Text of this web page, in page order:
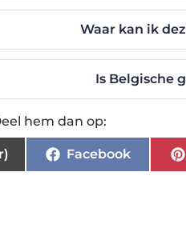
Waar kan ik
Is Belgische
hem dan op:
Facebook